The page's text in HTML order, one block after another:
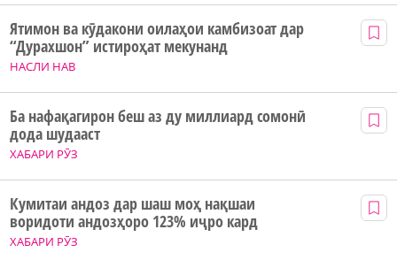
НАСЛИ НАВ
Ятимон ва кӯдакони оилаҳои камбизоат дар
“Дурахшон” истироҳат мекунанд
ХАБАРИ РӮЗ
Ба нафақагирон беш аз ду миллиард сомонӣ
дода шудааст
ХАБАРИ РӮЗ
Кумитаи андоз дар шаш моҳ нақшаи
воридоти андозҳоро 123% иҷро кард